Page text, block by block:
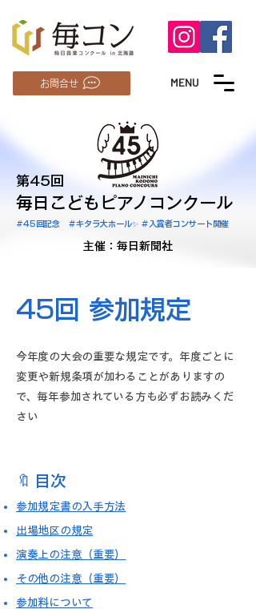
お問合せ MENU
第45回
毎日こどもピアノコンクール
#45回記念 ＃キタラ大ホール✨ ＃入賞者コンサート開催
主催：毎日新聞社
45回 参加規定
今年度の大会の重要な規定です。年度ごとに
変更や新規条項が加わることがありますの
で、毎年参加されている方も必ずお読みくだ
さい
🔖 目次
参加規定書の入手方法
出場地区の規定
演奏上の注意（重要）
その他の注意（重要）
参加料について